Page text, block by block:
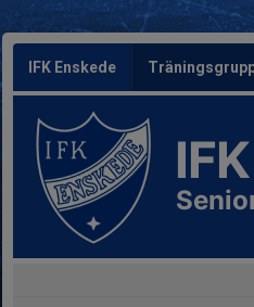
IFK Enskede